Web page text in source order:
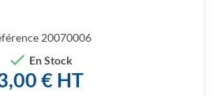
20070006
 En Stock
€ HT